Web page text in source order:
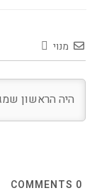
מנוי
0